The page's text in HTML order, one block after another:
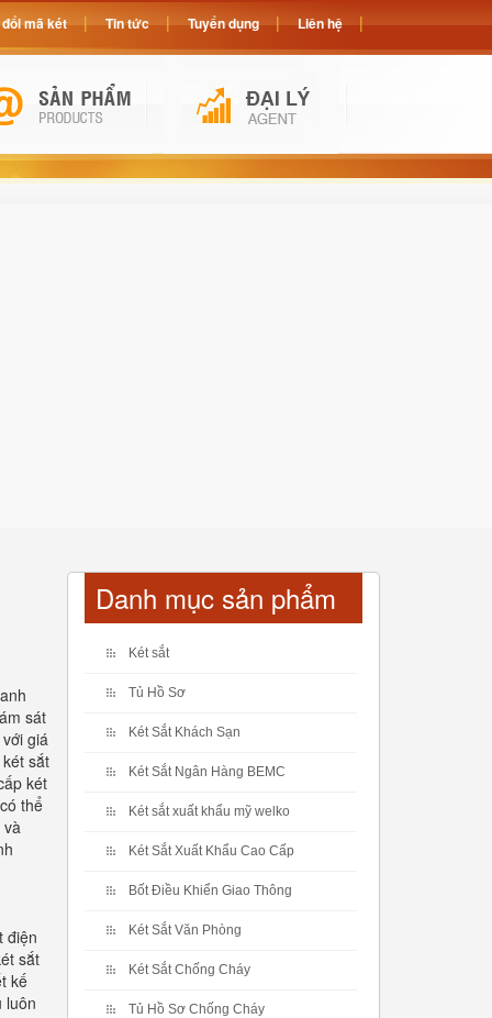
sát
giá
sắt
két
thể
và
điện
sắt
kế
luôn
Danh mục sản phẩm
Két sắt
Tủ Hồ Sơ
Két Sắt Khách Sạn
Két Sắt Ngân Hàng BEMC
Két sắt xuất khẩu mỹ welko
Két Sắt Xuất Khẩu Cao Cấp
Bốt Điều Khiển Giao Thông
Két Sắt Văn Phòng
Két Sắt Chống Cháy
Tủ Hồ Sơ Chống Cháy
mã két Tin tức Tuyển dụng Liên hệ